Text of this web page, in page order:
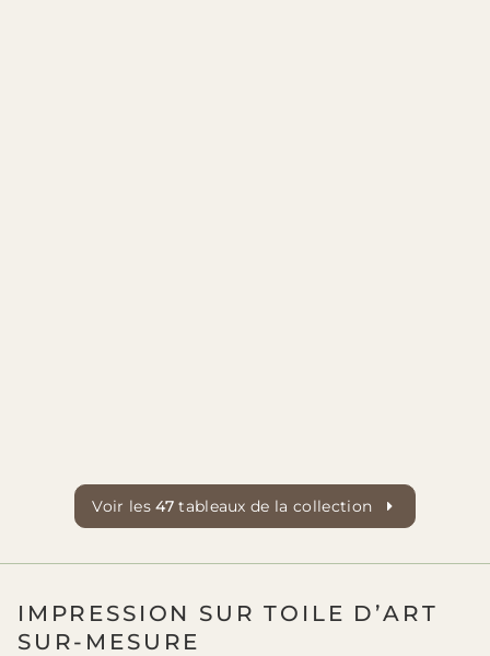
Voir les47tableaux de la collection
IMPRESSION SUR TOILE D’ART
SUR-MESURE